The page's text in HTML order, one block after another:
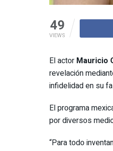
49
VIEWS
El actor Mauricio
revelación
infidelidad en su
El programa
por diversos
“Para todo